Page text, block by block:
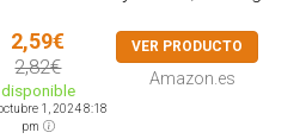
2,59€
2,82€
disponible
1, 2024 8:18
pm
VER PRODUCTO
Amazon.es